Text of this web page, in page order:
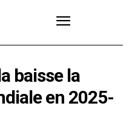
baisse la
en 2025-